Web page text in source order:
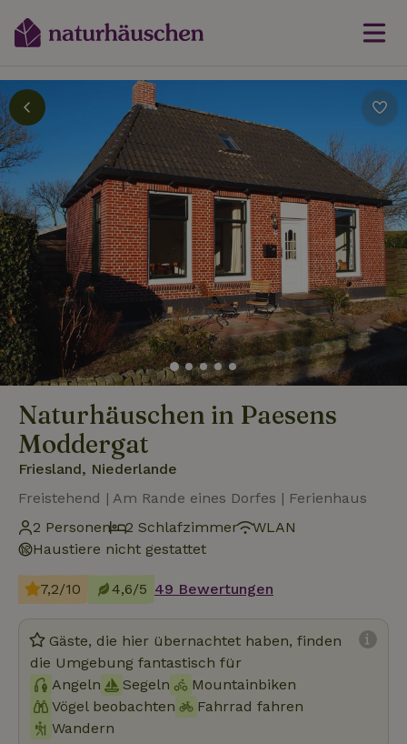
Naturhäuschen in Paesens
Moddergat
Friesland, Niederlande
Freistehend | Am Rande eines Dorfes | Ferienhaus
2 Personen
2 Schlafzimmer
WLAN
Haustiere nicht gestattet
7,2/10 4,6/5 49 Bewertungen
Gäste, die hier übernachtet haben, finden
die Umgebung fantastisch für
Angeln
Segeln
Mountainbiken
Vögel beobachten
Fahrrad fahren
Wandern